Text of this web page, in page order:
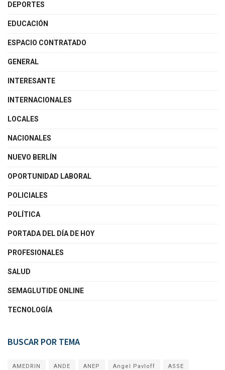
DEPORTES
EDUCACIÓN
ESPACIO CONTRATADO
GENERAL
INTERESANTE
INTERNACIONALES
LOCALES
NACIONALES
NUEVO BERLÍN
OPORTUNIDAD LABORAL
POLICIALES
POLÍTICA
PORTADA DEL DÍA DE HOY
PROFESIONALES
SALUD
SEMAGLUTIDE ONLINE
TECNOLOGÍA
BUSCAR POR TEMA
AMEDRIN ANDE ANEP Angel Pavloff ASSE